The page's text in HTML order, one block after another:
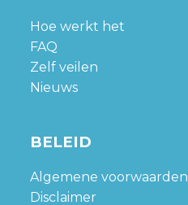
Hoe werkt het
FAQ
Zelf veilen
Nieuws
BELEID
Algemene voorwaarden
Disclaimer